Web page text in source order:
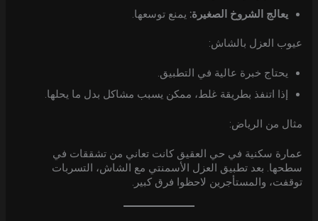
يعالج الشروخ الصغيرة: يمنع توسعها.
عيوب العزل بالشاش:
يحتاج خبرة عالية في التطبيق.
إذا اتنفذ بطريقة غلط، ممكن يسبب مشاكل بدل ما يحلها.
مثال من الرياض:
عمارة سكنية في حي العقيق كانت تعاني من تشققات في
سطحها. بعد تطبيق العزل الأسمنتي مع الشاش، التسربات
توقفت، والمستأجرين لاحظوا فرق كبير.